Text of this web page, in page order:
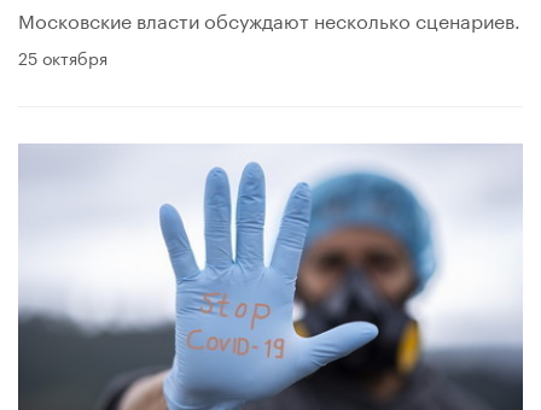
Московские власти обсуждают несколько сценариев.
25 октября